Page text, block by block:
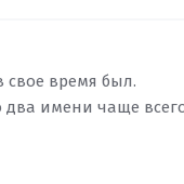
свое время был.
два имени чаще